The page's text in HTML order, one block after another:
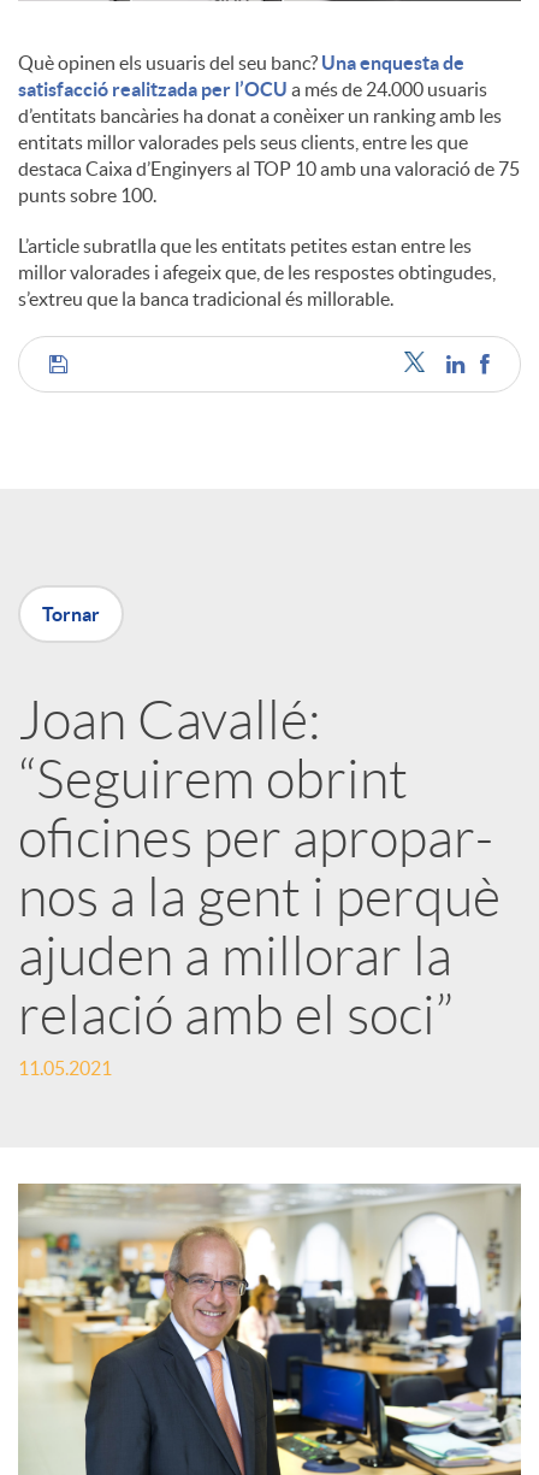
c
o
n
t
i
u
t
s
Què opinen els usuaris del seu banc? Una enquesta de
satisfacció realitzada per l’OCU a més de 24.000 usuaris
d’entitats bancàries ha donat a conèixer un ranking amb les
entitats millor valorades pels seus clients, entre les que
destaca Caixa d’Enginyers al TOP 10 amb una valoració de 75
punts sobre 100.
L’article subratlla que les entitats petites estan entre les
millor valorades i afegeix que, de les respostes obtingudes,
s’extreu que la banca tradicional és millorable.
C
p
a
r
t
i
r
a
X
a
r
Tornar
Joan Cavallé:
“Seguirem obrint
oficines per apropar-
nos a la gent i perquè
ajuden a millorar la
relació amb el soci”
11.05.2021